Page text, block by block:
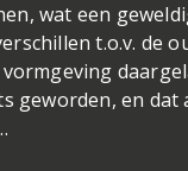
wat een
t.o.v. de
geworden, en dat